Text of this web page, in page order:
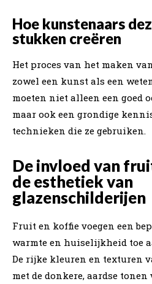
Hoe kunstenaars
stukken creëren
Het proces van het maken
zowel een kunst als een
moeten niet alleen een goed
maar ook een grondige
technieken die ze gebruiken.
De invloed van
de esthetiek van
glazenschilderijen
Fruit en koffie voegen een
warmte en huiselijkheid toe
De rijke kleuren en texturen
met de donkere, aardse